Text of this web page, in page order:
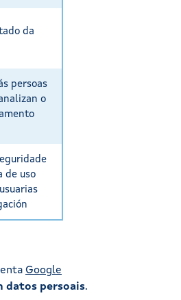
da
persoas
o
de uso
Google
datos persoais.